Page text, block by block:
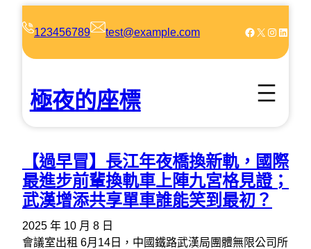
123456789 test@example.com Facebook X Instagram LinkedIn
極夜的座標
【過早冒】長江年夜橋換新軌，國際
最進步前輩換軌車上陣九宮格見證；
武漢增添共享單車誰能笑到最初？
2025 年 10 月 8 日
會議室出租 6月14日，中國鐵路武漢局團體無限公司所